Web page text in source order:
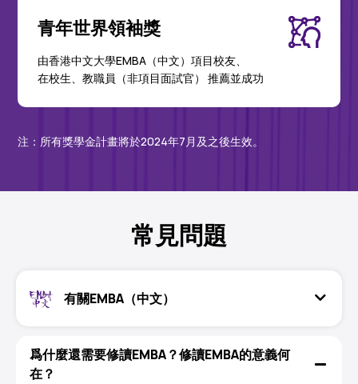
青年世界領袖獎
由香港中文大學EMBA（中文）項目校友、
在校生、教職員（非項目面試官） 推薦並成功
注：所有獎學金計畫將於2024年7月及之後生效。
常見問題
有關EMBA（中文）
爲什麼還需要修讀EMBA？修讀EMBA的意義何
在？